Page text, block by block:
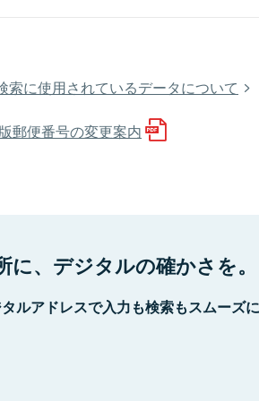
索に使用されているデータについて
郵便番号の変更案内
に、デジタルの確かさを。
ルアドレスで入力も検索もスムーズ